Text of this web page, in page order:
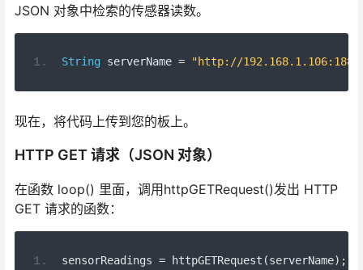
JSON 对象中检索的传感器读数。
String serverName = "http://
现在，将代码上传到您的板上。
HTTP GET 请求（JSON 对象）
在函数 loop() 里面，调用httpGETRequest()发出 HTTP
GET 请求的函数：
sensorReadings = httpGETRequest (serverName);